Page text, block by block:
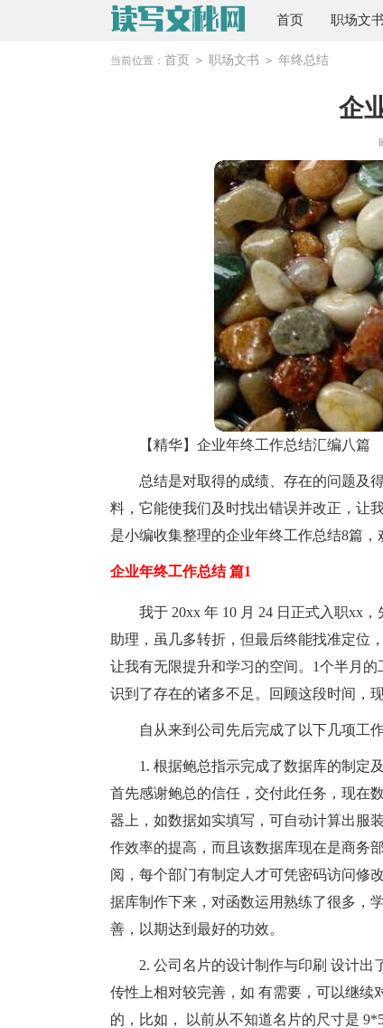
首页 职场文书
当前位置： 首页 > 职场文书 > 年终总结
企
【精华】企业年终工作总结汇编八篇
总结是对取得的成绩、存在的问题及
料，它能使我们及时找出错误并改正，让
是小编收集整理的企业年终工作总结8篇
企业年终工作总结 篇1
我于 20xx 年 10 月 24 日正式入职xx
助理，虽几多转折，但最后终能找准定位
让我有无限提升和学习的空间。1个半月
识到了存在的诸多不足。回顾这段时间，
自从来到公司先后完成了以下几项工作
1. 根据鲍总指示完成了数据库的制定
首先感谢鲍总的信任，交付此任务，现在
器上，如数据如实填写，可自动计算出服
作效率的提高，而且该数据库现在是商务
阅，每个部门有制定人才可凭密码访问修
据库制作下来，对函数运用熟练了很多，
善，以期达到最好的功效。
2. 公司名片的设计制作与印刷 设计
传性上相对较完善，如 有需要，可以继续
的，比如， 以前从不知道名片的尺寸是